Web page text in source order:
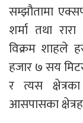
सम्झौतामा
शर्मा तथा
विक्रम शाहले
हजार ७ सय मिटर
र त्यस
आसपासका